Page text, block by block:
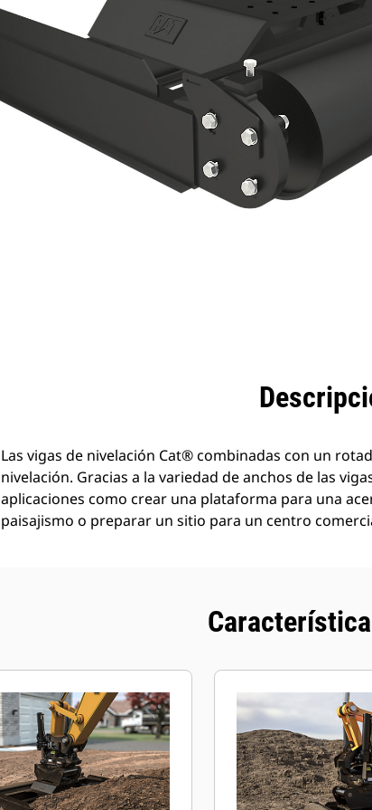
Las vigas de nivelación Cat® combinadas con un
nivelación. Gracias a la variedad de anchos de las
aplicaciones como crear una plataforma para una
paisajismo o preparar un sitio para un centro